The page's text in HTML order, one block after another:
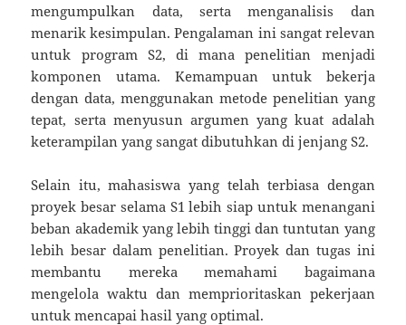
mengumpulkan data, serta menganalisis dan
menarik kesimpulan. Pengalaman ini sangat relevan
untuk program S2, di mana penelitian menjadi
komponen utama. Kemampuan untuk bekerja
dengan data, menggunakan metode penelitian yang
tepat, serta menyusun argumen yang kuat adalah
keterampilan yang sangat dibutuhkan di jenjang S2.
Selain itu, mahasiswa yang telah terbiasa dengan
proyek besar selama S1 lebih siap untuk menangani
beban akademik yang lebih tinggi dan tuntutan yang
lebih besar dalam penelitian. Proyek dan tugas ini
membantu mereka memahami bagaimana
mengelola waktu dan memprioritaskan pekerjaan
untuk mencapai hasil yang optimal.